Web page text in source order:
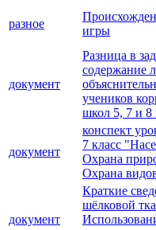
разное
игры
документ
Разница в
содержание
учеников
школ 5, 7 и 8
документ
конспект
7 класс
Охрана
Охрана
документ
Краткие
шёлковой